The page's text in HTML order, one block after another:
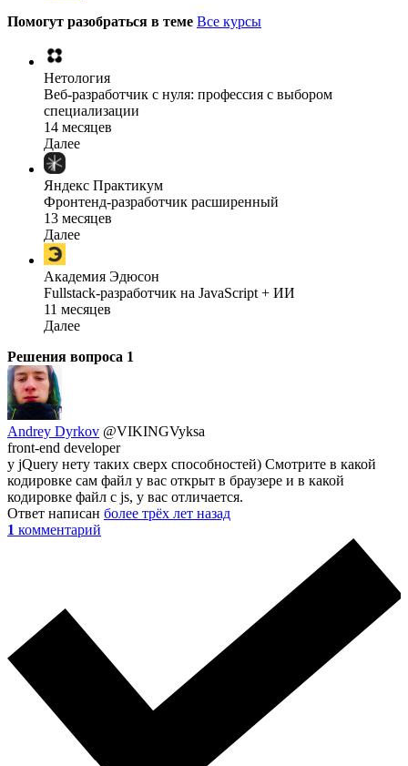
Помогут разобраться в теме Все курсы
Нетология
Веб-разработчик с нуля: профессия с выбором
специализации
14 месяцев
Далее
Яндекс Практикум
Фронтенд-разработчик расширенный
13 месяцев
Далее
Академия Эдюсон
Fullstack-разработчик на JavaScript + ИИ
11 месяцев
Далее
Решения вопроса 1
Andrey Dyrkov @VIKINGVyksa
front-end developer
у jQuery нету таких сверх способностей) Смотрите в какой
кодировке сам файл у вас открыт в браузере и в какой
кодировке файл с js, у вас отличается.
Ответ написан более трёх лет назад
1 комментарий